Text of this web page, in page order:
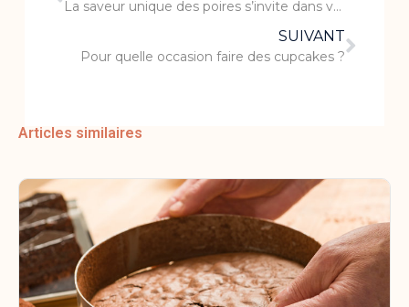
La saveur unique des poires s’invite dans vos plats
SUIVANT
Pour quelle occasion faire des cupcakes ?
Articles similaires